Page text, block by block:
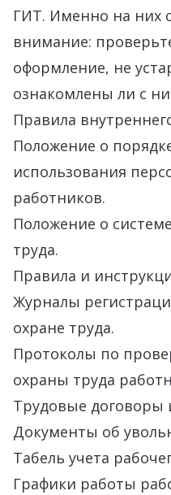
ГИТ. Именно на них
внимание:
оформление, не
ознакомлены ли с
Правила
Положение о
использования
работников.
Положение о
труда.
Правила и
Журналы
охране труда.
Протоколы по
охраны труда
Трудовые договоры
Документы об
Табель учета
Графики работы